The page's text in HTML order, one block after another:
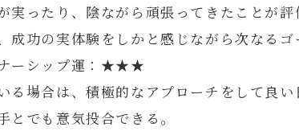
実ったり、陰ながら頑張ってきたことが
成功の実体験をしかと感じながら次なるゴ
ーシップ運：★★★
る場合は、積極的なアプローチをして良
とでも意気投合できる。